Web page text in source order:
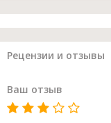
Рецензии и отзывы
Ваш отзыв